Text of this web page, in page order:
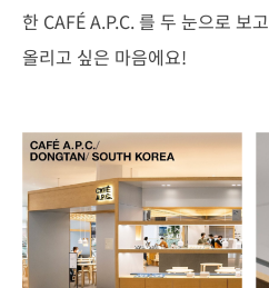
한 CAFÉ A.P.C. 를 두 눈으로 보
올리고 싶은 마음에요!